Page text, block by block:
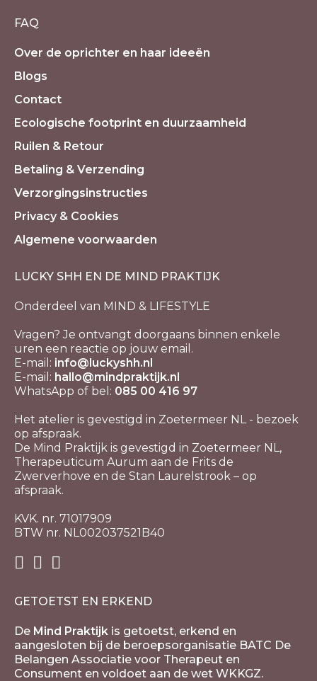
FAQ
Over de oprichter en haar ideeën
Blogs
Contact
Ecologische footprint en duurzaamheid
Ruilen & Retour
Betaling & Verzending
Verzorgingsinstructies
Privacy & Cookies
Algemene voorwaarden
LUCKY SHH EN DE MIND PRAKTIJK
Onderdeel van MIND & LIFESTYLE
Vragen? Je ontvangt doorgaans binnen enkele
uren een reactie op jouw email.
E-mail: info@luckyshh.nl
E-mail: hallo@mindpraktijk.nl
WhatsApp of bel: 085 00 416 97
Het atelier is gevestigd in Zoetermeer NL - bezoek
op afspraak.
De Mind Praktijk is gevestigd in Zoetermeer NL,
Therapeuticum Aurum aan de Frits de
Zwerverhove en de Stan Laurelstrook – op
afspraak.
KVK. nr. 71017909
BTW nr. NL002037521B40
GETOETST EN ERKEND
De Mind Praktijk is getoetst, erkend en
aangesloten bij de beroepsorganisatie BATC De
Belangen Associatie voor Therapeut en
Consument en voldoet aan de wet WKKGZ.